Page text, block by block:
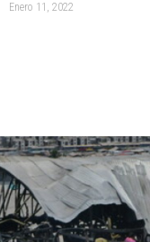
Enero 11, 2022